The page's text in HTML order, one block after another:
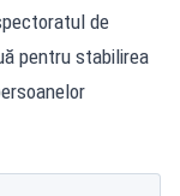
de
pentru stabilirea